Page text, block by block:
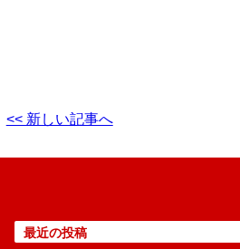
<< 新しい記事へ
最近の投稿